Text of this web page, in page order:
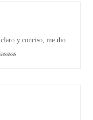
y conciso, me dio